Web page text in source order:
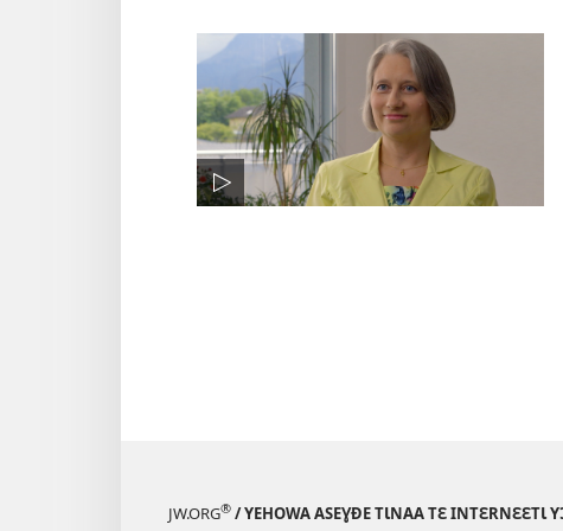
JW.ORG® / YEHOWA ASEƔĐE TƖNAA TƐ INTƐRNƐƐTƖ